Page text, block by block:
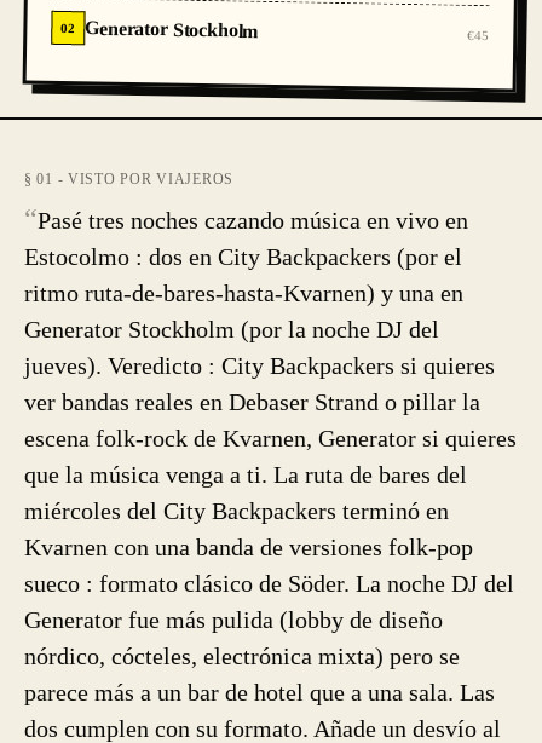
02 Generator Stockholm €45
§ 01 - VISTO POR VIAJEROS
“Pasé tres noches cazando música en vivo en
Estocolmo : dos en City Backpackers (por el
ritmo ruta-de-bares-hasta-Kvarnen) y una en
Generator Stockholm (por la noche DJ del
jueves). Veredicto : City Backpackers si quieres
ver bandas reales en Debaser Strand o pillar la
escena folk-rock de Kvarnen, Generator si quieres
que la música venga a ti. La ruta de bares del
miércoles del City Backpackers terminó en
Kvarnen con una banda de versiones folk-pop
sueco : formato clásico de Söder. La noche DJ del
Generator fue más pulida (lobby de diseño
nórdico, cócteles, electrónica mixta) pero se
parece más a un bar de hotel que a una sala. Las
dos cumplen con su formato. Añade un desvío al